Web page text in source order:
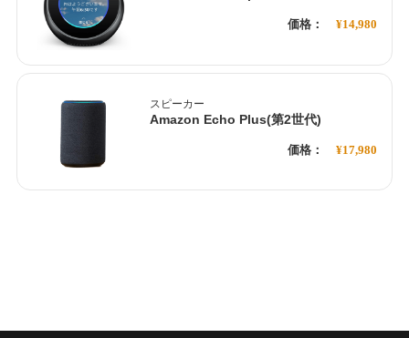
価格： ¥14,980
スピーカー
Amazon Echo Plus(第2世代)
価格： ¥17,980